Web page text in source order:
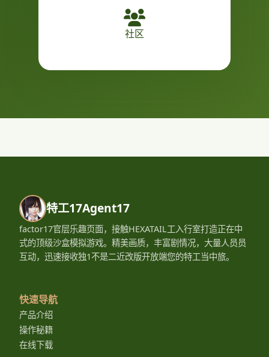
社区
特工17Agent17
factor17官层乐趣页面，接触HEXATAIL工入行室打造正在中
式的顶级沙盒模拟游戏。精美画质，丰富剧情况，大量人员员
互动，迅速接收独1不是二近改版开放端您的特工当中旅。
快速导航
产品介绍
操作秘籍
在线下载